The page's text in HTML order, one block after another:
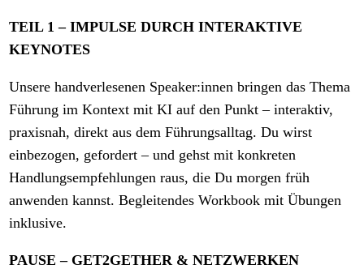
TEIL 1 – IMPULSE DURCH INTERAKTIVE
KEYNOTES
Unsere handverlesenen Speaker:innen bringen das Thema
Führung im Kontext mit KI auf den Punkt – interaktiv,
praxisnah, direkt aus dem Führungsalltag. Du wirst
einbezogen, gefordert – und gehst mit konkreten
Handlungsempfehlungen raus, die Du morgen früh
anwenden kannst. Begleitendes Workbook mit Übungen
inklusive.
PAUSE – GET2GETHER & NETZWERKEN